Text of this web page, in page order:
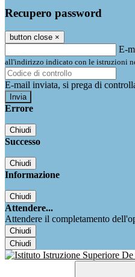
Recupero password
button close ×
E-
all'indirizzo indicato con le istruzioni
E-mail inviata, si prega di
Errore
Chiudi
Successo
Chiudi
Informazione
Chiudi
Attendere...
Attendere il completamento
Chiudi
Chiudi